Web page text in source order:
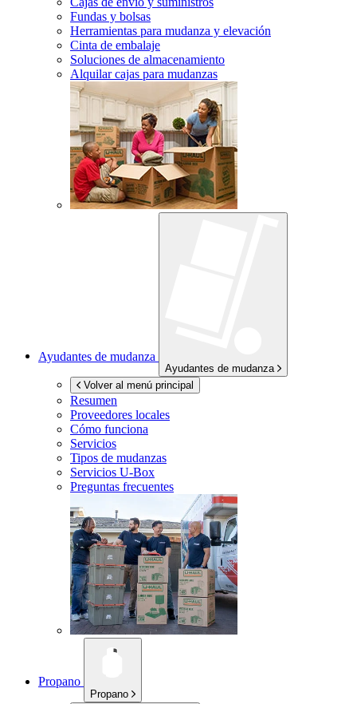
Fundas y bolsas
Herramientas para mudanza y elevación
Cinta de embalaje
Soluciones de almacenamiento
Alquilar cajas para mudanzas
Ayudantes de mudanza
Ayudantes de mudanza
Volver al menú principal
Resumen
Proveedores locales
Cómo funciona
Servicios
Tipos de mudanzas
Servicios U-Box
Preguntas frecuentes
Propano
Propano